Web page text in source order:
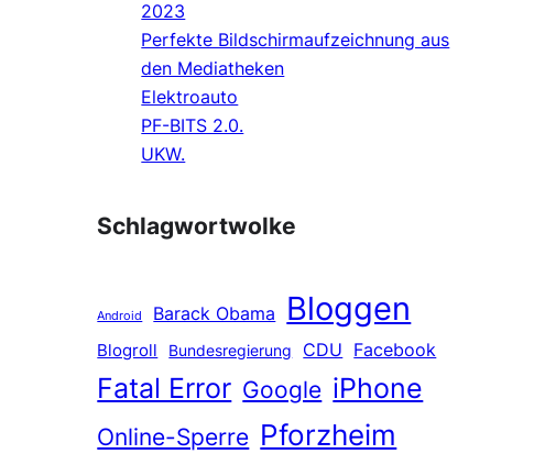
2023
Perfekte Bildschirmaufzeichnung aus
den Mediatheken
Elektroauto
PF-BITS 2.0.
UKW.
Schlagwortwolke
Android Barack Obama Bloggen
Blogroll Bundesregierung CDU Facebook
Fatal Error Google iPhone
Online-Sperre Pforzheim